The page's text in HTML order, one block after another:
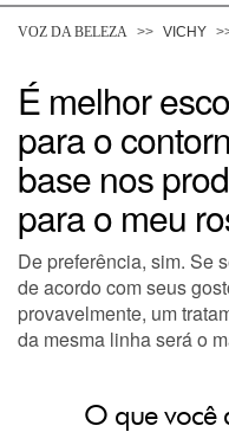
CABELO
DESODORANTE
DERMACLUB
CONSULTORIA DE
VOZ DA BELEZA VICHY
É melhor
para o
base nos
para o meu
De preferência, sim. Se
de acordo com seus
provavelmente, um
da mesma linha será o
O que você